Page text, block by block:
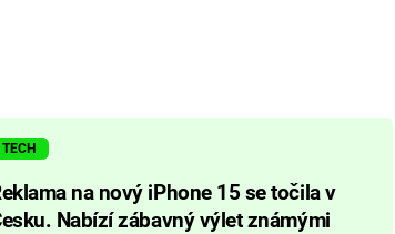
TECH
na nový iPhone 15 se točila v
Nabízí zábavný výlet známými